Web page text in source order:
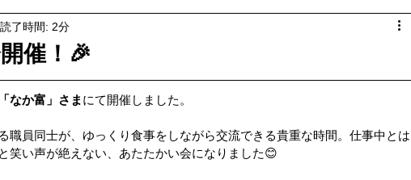
ナノゾーン
電気代削減 長崎ヴェルカを応援しています！
ゴルフ大好き ゴキブリ駆除 魚釣り大好き
催！🎉
読了時間: 2分
なか富」さま にて開催しました。
職員同士が、ゆっくり食事をしながら交流できる貴重な時間。仕事中とは
笑い声が絶えない、あたたかい会になりました😊